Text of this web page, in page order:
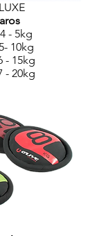
- 5kg
10kg
- 15kg
- 20kg